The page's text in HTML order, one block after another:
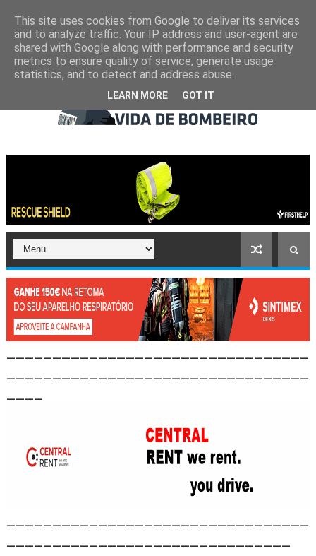
This site uses cookies from Google to deliver its services
and to analyze traffic. Your IP address and user-agent are
shared with Google along with performance and security
metrics to ensure quality of service, generate usage
statistics, and to detect and address abuse.
LEARN MORE GOT IT